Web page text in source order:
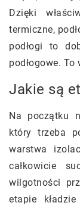
Dzięki
termiczne,
podłogi to
podłogowe.
Jakie są
Na początku
który trzeba
warstwa
całkowicie
wilgotności
etapie